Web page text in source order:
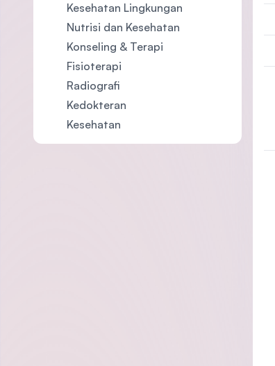
Kesehatan Lingkungan
Nutrisi dan Kesehatan
Konseling & Terapi
Fisioterapi
Radiografi
Kedokteran
Kesehatan